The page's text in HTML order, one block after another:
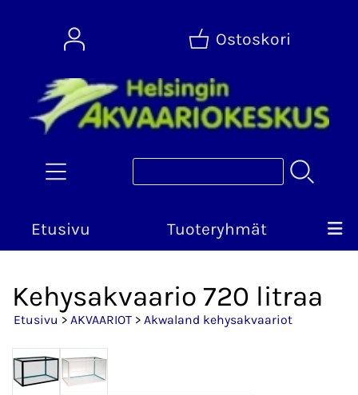
Ostoskori
Etusivu Tuoteryhmät
Kehysakvaario 720 litraa
Etusivu > AKVAARIOT > Akwaland kehysakvaariot